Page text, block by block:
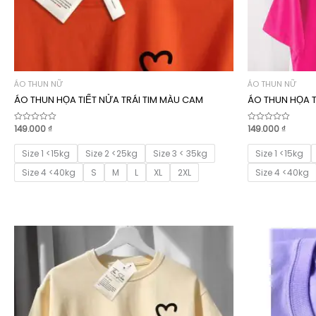
ÁO THUN NỮ
ÁO THUN HỌA TIẾT NỬA TRÁI TIM MÀU CAM
Được
hạng
149.000₫
Size 1 <15kg Size 2 <25kg
Size 3 < 35kg
Size 4 <40kg
S M L XL 2XL
ÁO THUN NỮ
ÁO THUN HỌA
Được
hạng
149.000₫
Size 1 <15kg
Size 4 <40kg